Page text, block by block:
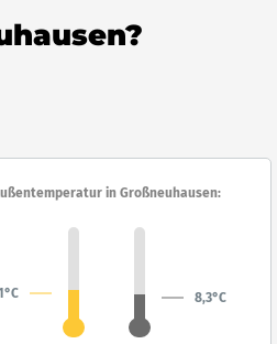
in Großneuhausen:
8,3°C